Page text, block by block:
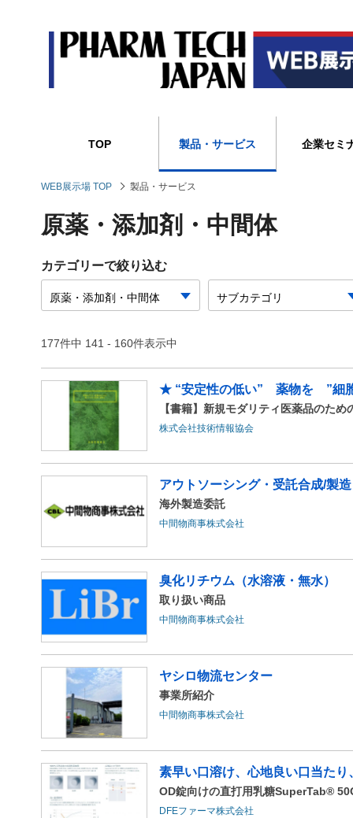
TOP 製品・サービス 企業セミ
WEB展示場 TOP 製品・サービス
原薬・添加剤・中間体
カテゴリーで絞り込む
177件中 141 - 160件表示中
★ “安定性の低い” 薬物を ”細
【書籍】新規モダリティ医薬品のた
株式会社技術情報協会
アウトソーシング・受託合成/製造
海外製造委託
中間物商事株式会社
臭化リチウム（水溶液・無水）
取り扱い商品
中間物商事株式会社
ヤシロ物流センター
事業所紹介
中間物商事株式会社
素早い口溶け、心地良い口当たり
OD錠向けの直打用乳糖SuperTab®
DFEファーマ株式会社